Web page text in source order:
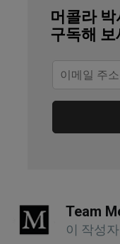
Medical
Salon March
Journal of
Journal of
September
머콜라
구독해 보
Team
이 작성